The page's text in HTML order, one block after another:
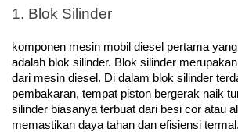
1. Blok Silinder
komponen mesin mobil diesel pertama
adalah blok silinder. Blok silinder
dari mesin diesel. Di dalam blok silinder
pembakaran, tempat piston bergerak naik
silinder biasanya terbuat dari besi cor atau
memastikan daya tahan dan efisiensi termal.